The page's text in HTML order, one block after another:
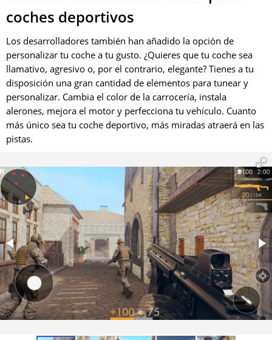
coches deportivos
Los desarrolladores también han añadido la opción de
personalizar tu coche a tu gusto. ¿Quieres que tu coche sea
llamativo, agresivo o, por el contrario, elegante? Tienes a tu
disposición una gran cantidad de elementos para tunear y
personalizar. Cambia el color de la carrocería, instala
alerones, mejora el motor y perfecciona tu vehículo. Cuanto
más único sea tu coche deportivo, más miradas atraerá en las
pistas.